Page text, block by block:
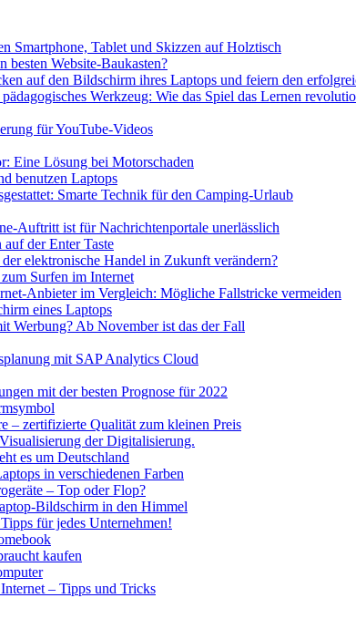
besten Website-Baukasten?
Werkzeug: Wie das Spiel das Lernen
für YouTube-Videos
Eine Lösung bei Motorschaden
Smarte Technik für den Camping-Urlaub
Auftritt ist für Nachrichtenportale unerlässlich
elektronische Handel in Zukunft verändern?
Anbieter im Vergleich: Mögliche Fallstricke vermeiden
Werbung? Ab November ist das der Fall
mit SAP Analytics Cloud
mit der besten Prognose für 2022
– zertifizierte Qualität zum kleinen Preis
es um Deutschland
– Top oder Flop?
für jedes Unternehmen!
kaufen
– Tipps und Tricks